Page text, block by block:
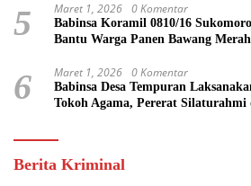
5 Maret 1, 2026 0 Komentar
Babinsa Koramil 0810/16
Bantu Warga Panen Bawang
6 Maret 1, 2026 0 Komentar
Babinsa Desa Tempuran
Tokoh Agama, Pererat
Berita Kriminal